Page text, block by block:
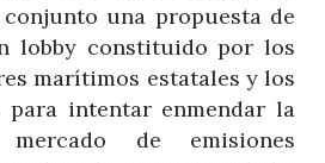
una propuesta de
lobby constituido por los
marítimos estatales y los
para intentar enmendar la
de emisiones